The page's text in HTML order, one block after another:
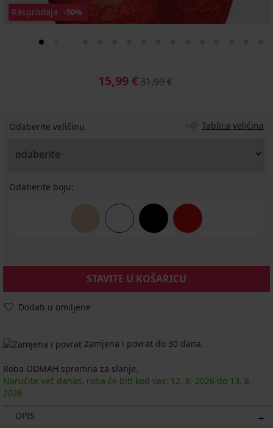
Rasprodaja -50%
15,99 €31,99 €
Odaberite veličinu Tablica veličina
Odaberite boju:
STAVITE U KOŠARICU
Dodati u omiljene
Zamjena i povrat do 30 dana.
Roba ODMAH spremna za slanje.
Naručite već danas, roba će biti kod vas: 12. 8. 2026 do 13. 8.
2026
OPIS